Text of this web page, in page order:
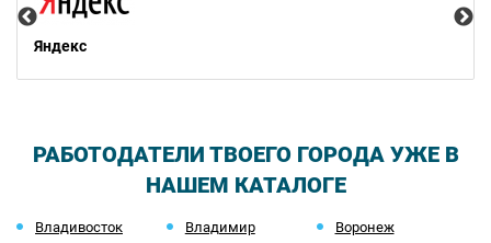
Яндекс
РАБОТОДАТЕЛИ ТВОЕГО ГОРОДА УЖЕ В
НАШЕМ КАТАЛОГЕ
Владивосток Владимир
Воронеж